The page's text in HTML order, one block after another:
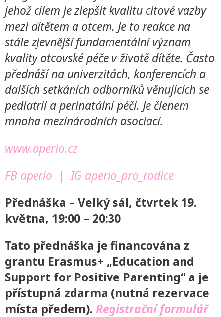
jehož cílem je zlepšit kvalitu citové vazby
mezi dítětem a otcem. Je to reakce na
stále zjevnější fundamentální význam
kvality otcovské péče v životě dítěte. Často
přednáší na univerzitách, konferencích a
dalších setkáních odborníků věnujících se
pediatrii a perinatální péči. Je členem
mnoha mezinárodních asociací.
www.aperio.cz
FB aperio |IG aperio_pro_rodice
Přednáška – Velký sál, čtvrtek 19.
května, 19:00 – 20:30
Tato přednáška je financována z
grantu Erasmus+ „Education and
Support for Positive Parenting“ a je
přístupná zdarma (nutná rezervace
místa předem). Registrační formulář